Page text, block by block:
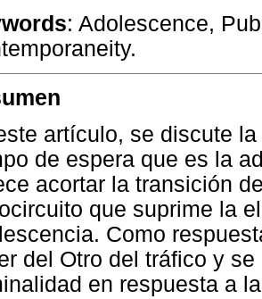
: Adolescence,
artículo, se discute
de espera que es la
acortar la transición
que suprime la
Como
del Otro del tráfico y
en respuesta a